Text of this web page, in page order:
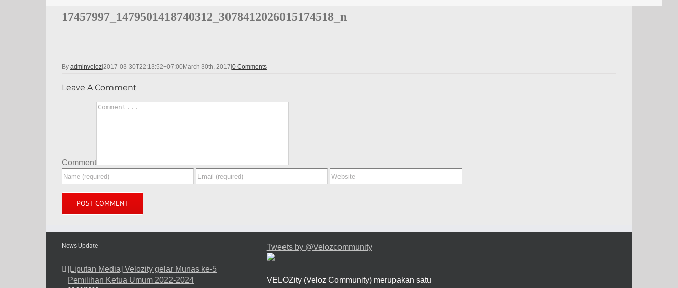
17457997_1479501418740312_3078412026015174518_n
By adminveloz 2017-03-30T22:13:52+07:00 March 30th, 2017 0 Comments
Leave A Comment
Comment
News Update
[Liputan Media] Velozity gelar Munas ke-5
Pemilihan Ketua Umum 2022-2024
Tweets by @Velozcommunity
VELOZity (Veloz Community) merupakan satu